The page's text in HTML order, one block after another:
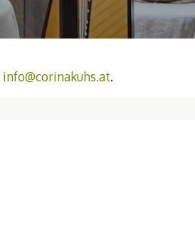
info@corinakuhs.at.